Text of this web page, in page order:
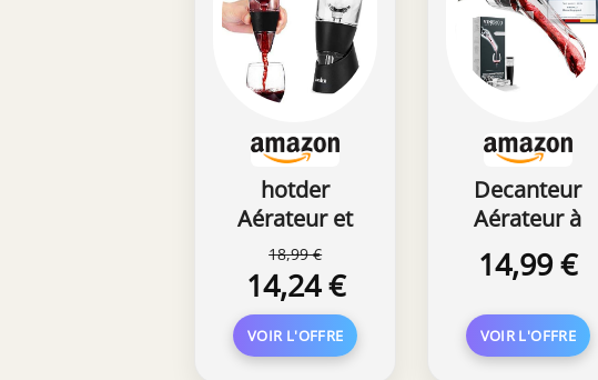
hotder
Aérateur et
décanteur à
vin, Noir,
avec
Support,
pour vin
18,99 €
14,24 €
Decanteur
Aérateur à
Vin Bec
Verseur
+ Pompe à
Vin -
14,99 €